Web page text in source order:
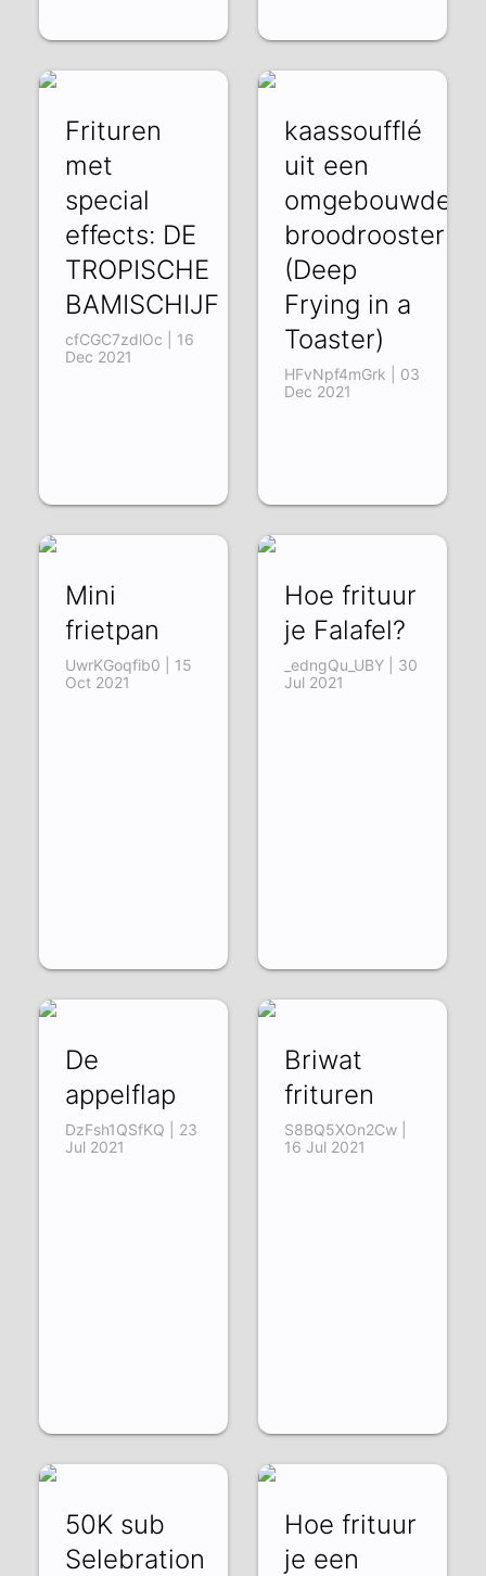
Frituren
met
special
effects: DE
TROPISCHE
BAMISCHIJF
cfCGC7zdlOc | 16
Dec 2021
kaassoufflé
uit een
omgebouwde
broodrooster
(Deep
Frying in a
Toaster)
HFvNpf4mGrk | 03
Dec 2021
Mini
frietpan
UwrKGoqfib0 | 15
Oct 2021
Hoe frituur
je Falafel?
_edngQu_UBY | 30
Jul 2021
De
appelflap
DzFsh1QSfKQ | 23
Jul 2021
Briwat
frituren
S8BQ5XOn2Cw |
16 Jul 2021
50K sub
Selebration
Hoe frituur
je een